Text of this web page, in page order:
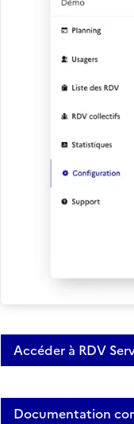
Accéder à RDV
Documentation